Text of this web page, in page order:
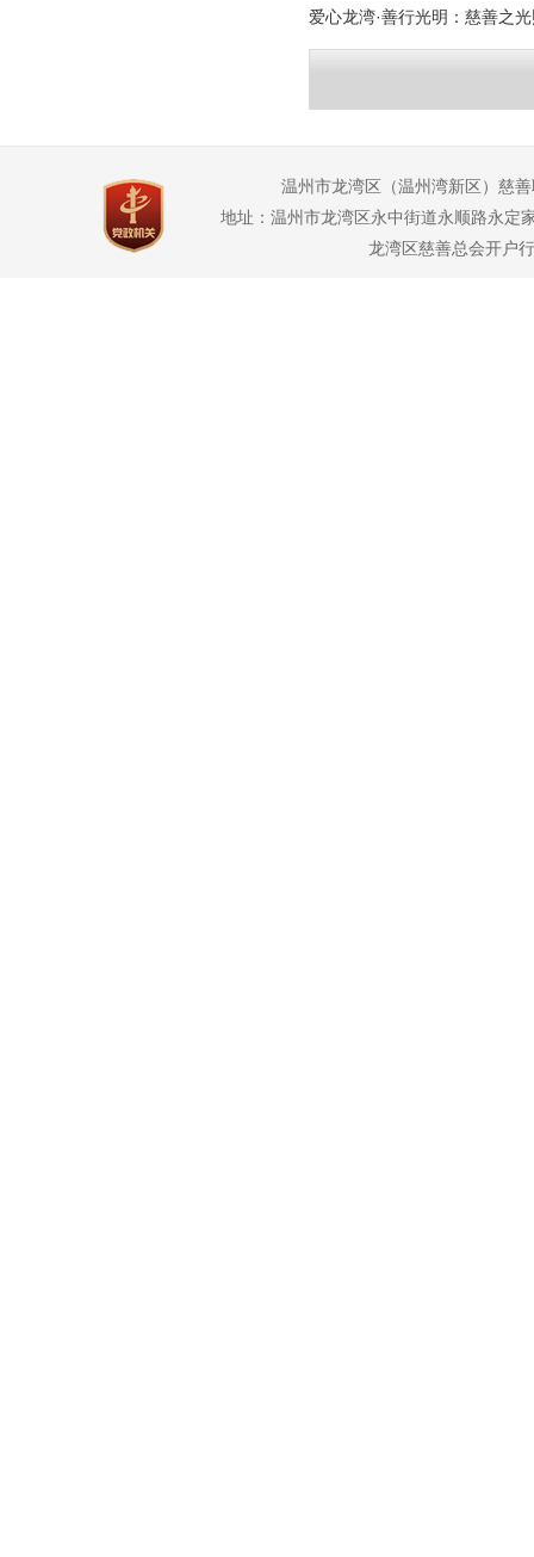
爱心龙湾·善行光明：慈善之
温州市龙湾区（温州湾新区）慈
地址：温州市龙湾区永中街道永顺路永
龙湾区慈善总会开户